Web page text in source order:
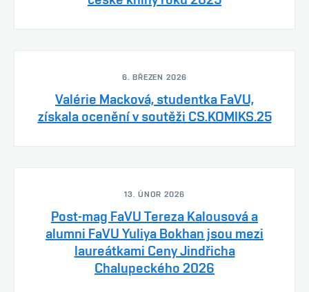
6. BŘEZEN 2026
Valérie Macková, studentka FaVU,
získala ocenění v soutěži CS.KOMIKS.25
13. ÚNOR 2026
Post-mag FaVU Tereza Kalousová a
alumni FaVU Yuliya Bokhan jsou mezi
laureátkami Ceny Jindřicha
Chalupeckého 2026